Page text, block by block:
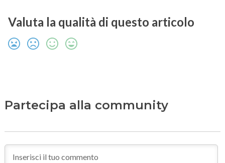
Valuta la qualità di questo articolo
Partecipa alla community